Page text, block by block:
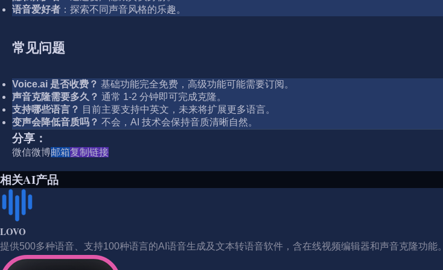
语音爱好者 ：探索不同声音风格的乐趣。
常见问题
Voice.ai 是否收费？ 基础功能完全免费，高级功能可能需要订阅。
声音克隆需要多久？ 通常 1-2 分钟即可完成克隆。
支持哪些语言？ 目前主要支持中英文，未来将扩展更多语言。
变声会降低音质吗？ 不会，AI 技术会保持音质清晰自然。
分享：
微信微博邮箱复制链接
相关AI产品
LOVO
提供500多种语音、支持100种语言的AI语音生成及文本转语音软件，含在线视频编辑器和声音克隆功能。